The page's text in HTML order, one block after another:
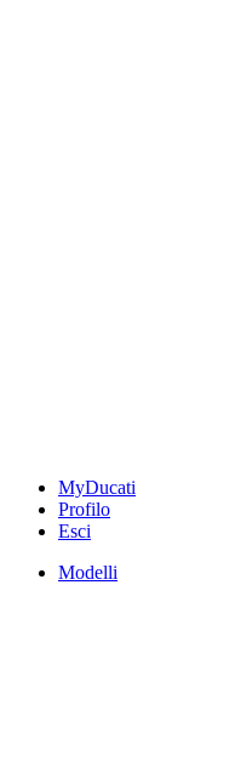
MyDucati
Profilo
Esci
Modelli